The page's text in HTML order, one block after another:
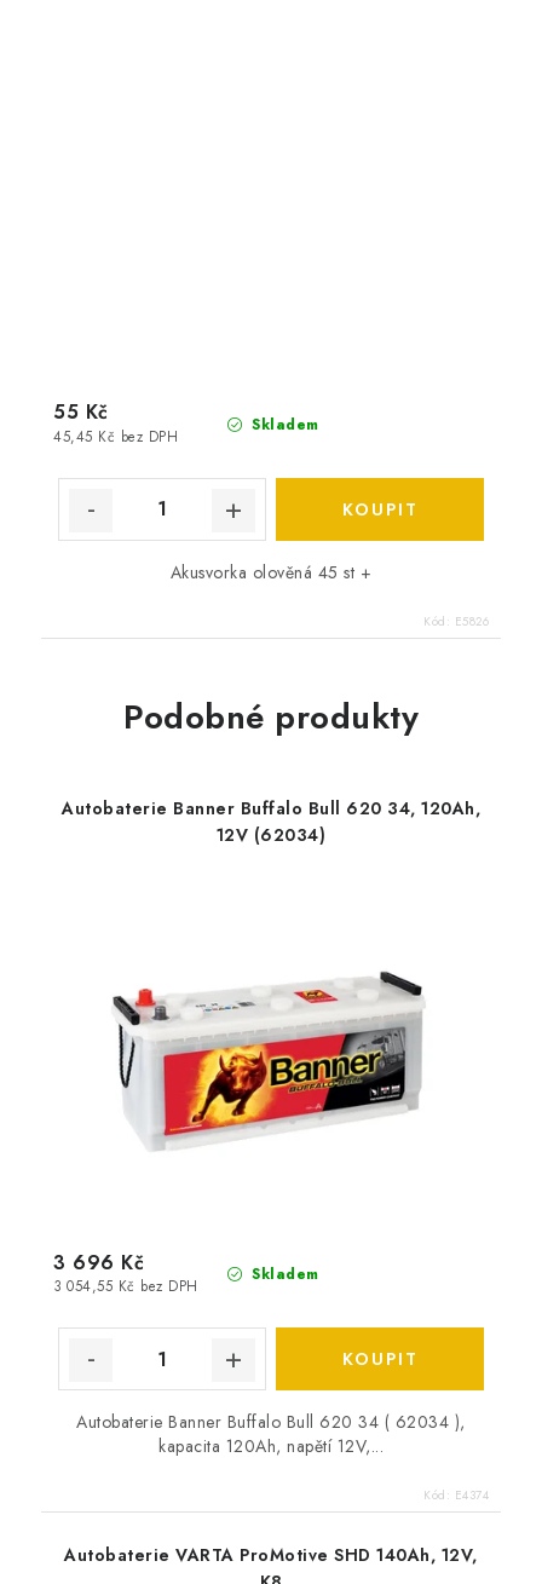
Skladem
45,45 Kč bez DPH
55 Kč
Akusvorka olověná 45 st +
Kód: E5826
Podobné produkty
Autobaterie Banner Buffalo Bull 620 34, 120Ah,
12V (62034)
Skladem
3 054,55 Kč bez DPH
3 696 Kč
Autobaterie Banner Buffalo Bull 620 34 ( 62034 ),
kapacita 120Ah, napětí 12V,...
Kód: E4374
Autobaterie VARTA ProMotive SHD 140Ah, 12V,